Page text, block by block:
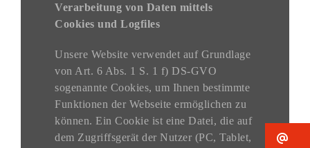
Verarbeitung von Daten mittels
Cookies und Logfiles
Unsere Website verwendet auf Grundlage
von Art. 6 Abs. 1 S. 1 f) DS-GVO
sogenannte Cookies, um Ihnen bestimmte
Funktionen der Webseite ermöglichen zu
können. Ein Cookie ist eine Datei, die auf
dem Zugriffsgerät der Nutzer (PC, Tablet,